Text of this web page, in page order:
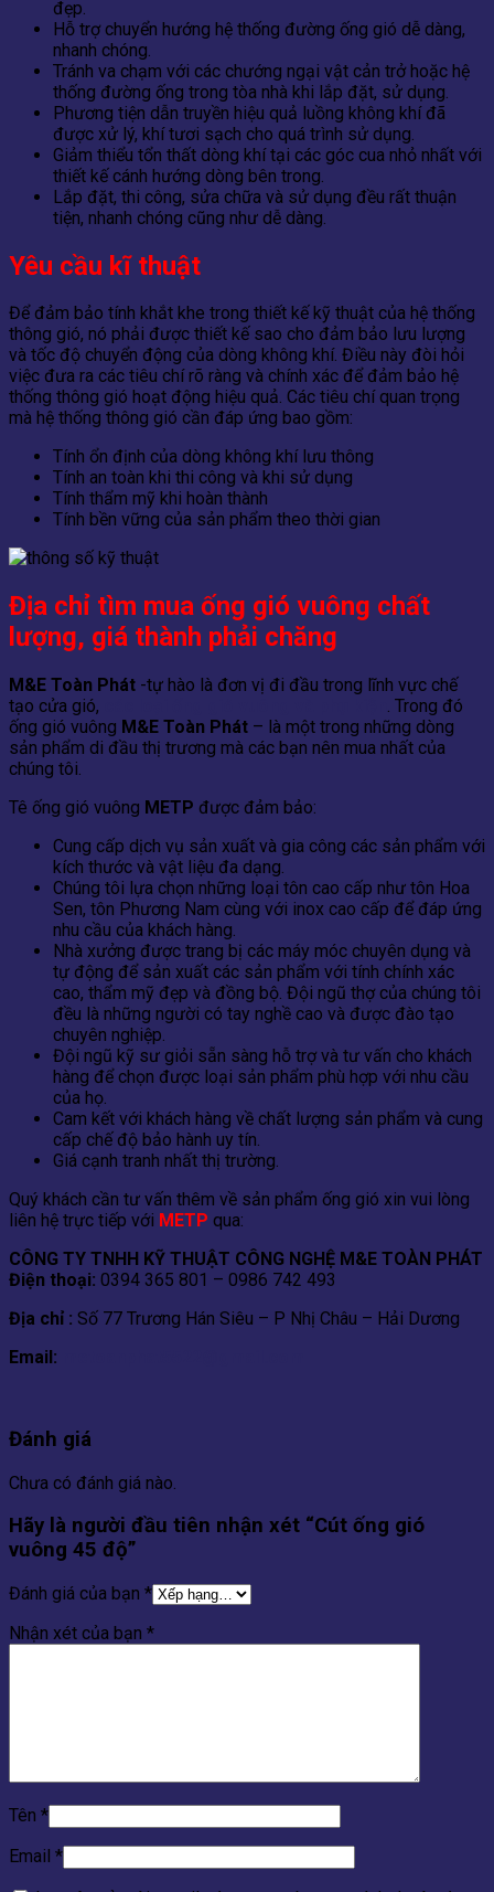
đẹp.
Hỗ trợ chuyển hướng hệ thống đường ống gió dễ dàng,
nhanh chóng.
Tránh va chạm với các chướng ngại vật cản trở hoặc hệ
thống đường ống trong tòa nhà khi lắp đặt, sử dụng.
Phương tiện dẫn truyền hiệu quả luồng không khí đã
được xử lý, khí tươi sạch cho quá trình sử dụng.
Giảm thiểu tổn thất dòng khí tại các góc cua nhỏ nhất với
thiết kế cánh hướng dòng bên trong.
Lắp đặt, thi công, sửa chữa và sử dụng đều rất thuận
tiện, nhanh chóng cũng như dễ dàng.
Yêu cầu kĩ thuật
Để đảm bảo tính khắt khe trong thiết kế kỹ thuật của hệ thống
thông gió, nó phải được thiết kế sao cho đảm bảo lưu lượng
và tốc độ chuyển động của dòng không khí. Điều này đòi hỏi
việc đưa ra các tiêu chí rõ ràng và chính xác để đảm bảo hệ
thống thông gió hoạt động hiệu quả. Các tiêu chí quan trọng
mà hệ thống thông gió cần đáp ứng bao gồm:
Tính ổn định của dòng không khí lưu thông
Tính an toàn khi thi công và khi sử dụng
Tính thẩm mỹ khi hoàn thành
Tính bền vững của sản phẩm theo thời gian
Địa chỉ tìm mua ống gió vuông chất
lượng, giá thành phải chăng
M&E Toàn Phát -tự hào là đơn vị đi đầu trong lĩnh vực chế
tạo cửa gió,
. Trong đó
ống gió vuông M&E Toàn Phát – là một trong những dòng
sản phẩm di đầu thị trương mà các bạn nên mua nhất của
chúng tôi.
Tê ống gió vuông METP được đảm bảo:
Cung cấp dịch vụ sản xuất và gia công các sản phẩm với
kích thước và vật liệu đa dạng.
Chúng tôi lựa chọn những loại tôn cao cấp như tôn Hoa
Sen, tôn Phương Nam cùng với inox cao cấp để đáp ứng
nhu cầu của khách hàng.
Nhà xưởng được trang bị các máy móc chuyên dụng và
tự động để sản xuất các sản phẩm với tính chính xác
cao, thẩm mỹ đẹp và đồng bộ. Đội ngũ thợ của chúng tôi
đều là những người có tay nghề cao và được đào tạo
chuyên nghiệp.
Đội ngũ kỹ sư giỏi sẵn sàng hỗ trợ và tư vấn cho khách
hàng để chọn được loại sản phẩm phù hợp với nhu cầu
của họ.
Cam kết với khách hàng về chất lượng sản phẩm và cung
cấp chế độ bảo hành uy tín.
Giá cạnh tranh nhất thị trường.
Quý khách cần tư vấn thêm về sản phẩm ống gió xin vui lòng
liên hệ trực tiếp với METP qua:
CÔNG TY TNHH KỸ THUẬT CÔNG NGHỆ M&E TOÀN PHÁT
Điện thoại: 0394 365 801 – 0986 742 493
Địa chỉ : Số 77 Trương Hán Siêu – P Nhị Châu – Hải Dương
Email:
Đánh giá
Chưa có đánh giá nào.
Hãy là người đầu tiên nhận xét “Cút ống gió
vuông 45 độ”
Đánh giá của bạn *
Nhận xét của bạn *
Tên *
Email *